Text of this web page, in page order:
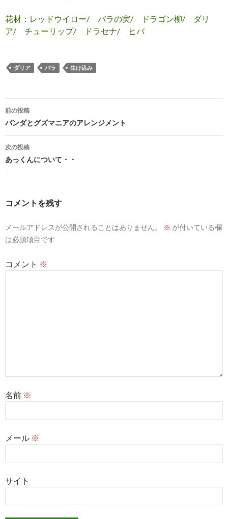
花材：レッドウイロー/ バラの実/ ドラゴン柳/ ダリ
ア/ チューリップ/ ドラセナ/ ヒバ
ダリア バラ 生け込み
投
稿
ナ
ビ
ョ
前の投稿
バンダとグズマニアのアレンジメント
次の投稿
あっくんについて・・
コメントを残す
メールアドレスが公開されることはありません。 ※ が付いている欄
は必須項目です
コメント ※
名前 ※
メール ※
サイト